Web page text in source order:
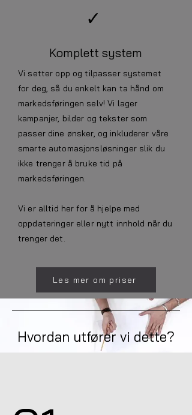
✓
Komplett system
Vi setter opp og tilpasser systemet
for deg, så du enkelt kan ta hånd om
markedsføringen selv! Vi lager
kampanjer, bilder og tekster som
passer dine ønsker, og inkluderer våre
smarte automasjonsløsninger slik du
ikke trenger å bruke tid på
markedsføringen.
Vi er alltid her for å hjelpe med
oppdateringer eller nytt innhold når du
trenger det.
Les mer om priser
Hvordan utfører vi dette?